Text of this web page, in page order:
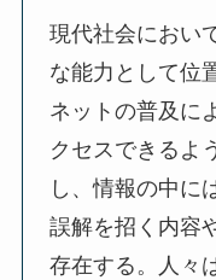
現代社会におい
な能力として位
ネットの普及に
クセスできる
し、情報の中に
誤解を招く内容
存在する。人々